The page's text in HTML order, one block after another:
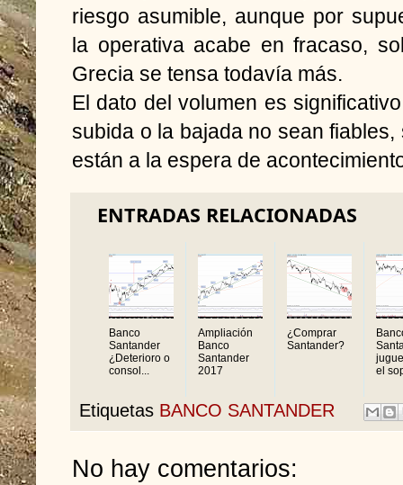
riesgo asumible, aunque por
la operativa acabe en fracaso,
Grecia se tensa todavía más.
El dato del volumen es
subida o la bajada no sean
están a la espera de
ENTRADAS RELACIONADAS
Banco
Santander
¿Deterioro o
consol...
Ampliación
Banco
Santander
2017
¿Comprar
Santander?
el
Etiquetas BANCO SANTANDER
No hay comentarios: